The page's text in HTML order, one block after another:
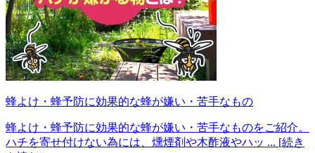
蜂よけ・蜂予防に効果的な蜂が嫌い・苦手なもの
蜂よけ・蜂予防に効果的な蜂が嫌い・苦手なものをご紹介。
ハチを寄せ付けない為には、燻煙剤や木酢液やハッ ... [続き